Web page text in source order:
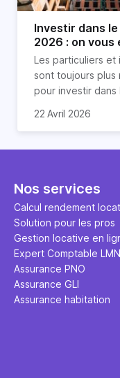
Investir dans
2026 : on vous
tout !
Les particuliers et
sont toujours plus
pour investir dans
nombreux
expliquons tout
22 Avril 2026
Nos services
Calcul rendement
Solution pour les pros
Gestion locative en
Expert Comptable
Assurance PNO
Assurance GLI
Assurance habitation